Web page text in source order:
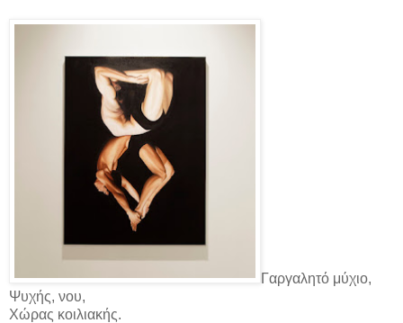
Γαργαλητό μύχιο,
Ψυχής, νου,
Χώρας κοιλιακής.